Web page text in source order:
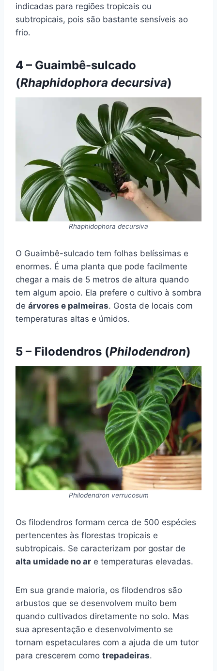
indicadas para regiões tropicais ou
subtropicais, pois são bastante sensíveis ao
frio.
4 – Guaimbê-sulcado
(Rhaphidophora decursiva)
Rhaphidophora decursiva
O Guaimbê-sulcado tem folhas belíssimas e
enormes. É uma planta que pode facilmente
chegar a mais de 5 metros de altura quando
tem algum apoio. Ela prefere o cultivo à sombra
de árvores e palmeiras. Gosta de locais com
temperaturas altas e úmidos.
5 – Filodendros (Philodendron)
Philodendron verrucosum
Os filodendros formam cerca de 500 espécies
pertencentes às florestas tropicais e
subtropicais. Se caracterizam por gostar de
alta umidade no ar e temperaturas elevadas.
Em sua grande maioria, os filodendros são
arbustos que se desenvolvem muito bem
quando cultivados diretamente no solo. Mas
sua apresentação e desenvolvimento se
tornam espetaculares com a ajuda de um tutor
para crescerem como trepadeiras.